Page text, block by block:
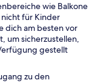
wie Balkone
für Kinder
dich am besten vor
um sicherzustellen,
gestellt
zu den